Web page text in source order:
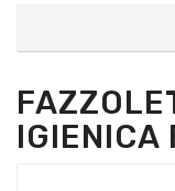
IGIENICA